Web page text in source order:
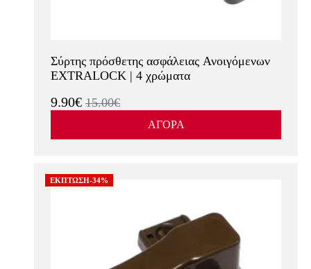
Σύρτης πρόσθετης ασφάλειας Ανοιγόμενων
EXTRALOCK | 4 χρώματα
9.90€ 15.00€
ΑΓΟΡΑ
ΕΚΠΤΩΣΗ-34%